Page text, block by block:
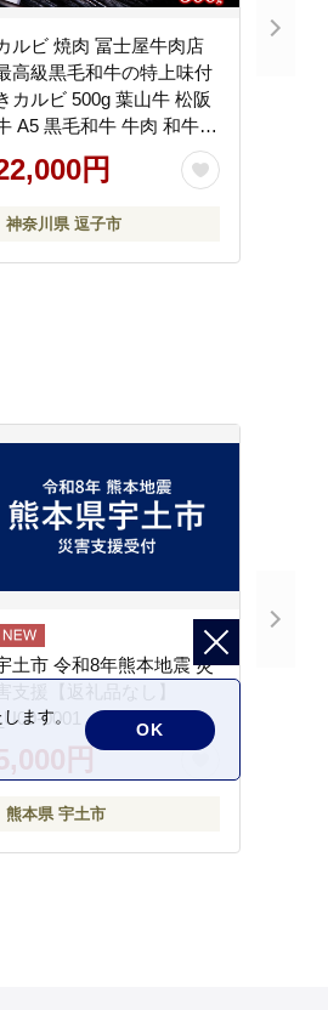
ルビ 焼肉 冨士屋牛肉店
高級黒毛和牛の特上味付
カルビ 500g 葉山牛 松阪
A5 黒毛和牛 牛肉 和牛
焼き肉 焼肉用 焼肉用牛肉
肉 お肉 国産 お届け：発
定
円
神奈川県 逗子市
土市 令和8年熊本地震 災
害支援【返礼品なし】
0001
円
熊本県 宇土市
ます。
OK